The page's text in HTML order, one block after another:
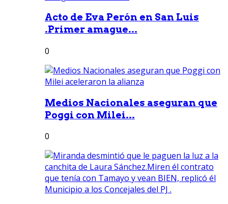
Acto de Eva Perón en San Luis
.Primer amague...
0
Medios Nacionales aseguran que
Poggi con Milei...
0